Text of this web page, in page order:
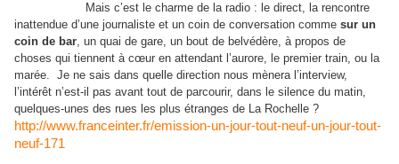
Mais c’est le charme de la radio : le direct, la rencontre
inattendue d’une journaliste et un coin de conversation comme sur un
coin de bar, un quai de gare, un bout de belvédère, à propos de
choses qui tiennent à cœur en attendant l’aurore, le premier train, ou la
marée. Je ne sais dans quelle direction nous mènera l’interview,
l’intérêt n’est-il pas avant tout de parcourir, dans le silence du matin,
quelques-unes des rues les plus étranges de La Rochelle ?
http://www.franceinter.fr/emission-un-jour-tout-neuf-un-jour-tout-
neuf-171